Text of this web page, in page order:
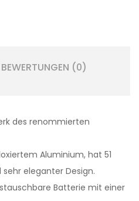
BEWERTUNGEN (0)
des renommierten
Aluminium, hat 51
eleganter Design.
Batterie mit einer